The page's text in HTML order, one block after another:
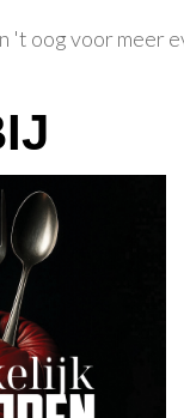
't oog voor meer